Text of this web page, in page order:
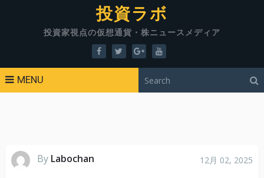
投資ラボ
投資家視点の仮想通貨・株ニュースメディア
MENU
By Labochan 12月 02, 2025